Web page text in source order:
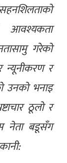
आवश्यकता
गरेको
न्यूनीकरण र
उनको भनाइ
ठूलो र
नेता बडूसँग